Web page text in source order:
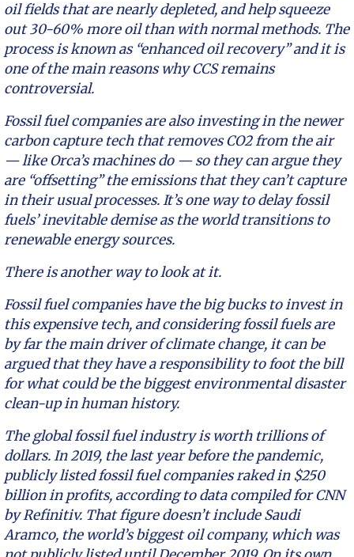
oil fields that are nearly depleted, and help squeeze
out 30-60% more oil than with normal methods. The
process is known as “enhanced oil recovery” and it is
one of the main reasons why CCS remains
controversial.
Fossil fuel companies are also investing in the newer
carbon capture tech that removes CO2 from the air
— like Orca’s machines do — so they can argue they
are “offsetting” the emissions that they can’t capture
in their usual processes. It’s one way to delay fossil
fuels’ inevitable demise as the world transitions to
renewable energy sources.
There is another way to look at it.
Fossil fuel companies have the big bucks to invest in
this expensive tech, and considering fossil fuels are
by far the main driver of climate change, it can be
argued that they have a responsibility to foot the bill
for what could be the biggest environmental disaster
clean-up in human history.
The global fossil fuel industry is worth trillions of
dollars. In 2019, the last year before the pandemic,
publicly listed fossil fuel companies raked in $250
billion in profits, according to data compiled for CNN
by Refinitiv. That figure doesn’t include Saudi
Aramco, the world’s biggest oil company, which was